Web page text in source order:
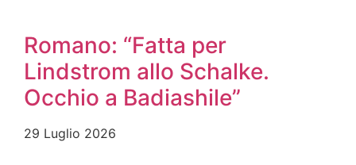
Romano: “Fatta per
Lindstrom allo Schalke.
Occhio a Badiashile”
29 Luglio 2026